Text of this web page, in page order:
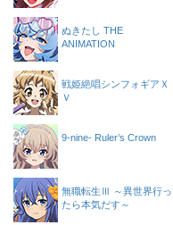
ぬきたし THE
ANIMATION
戦姫絶唱シンフォギアＸ
Ｖ
9-nine- Ruler’s Crown
無職転生Ⅲ ～異世界行っ
たら本気だす～